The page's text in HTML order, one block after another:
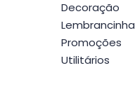
Decoração
Lembrancinha
Promoções
Utilitários